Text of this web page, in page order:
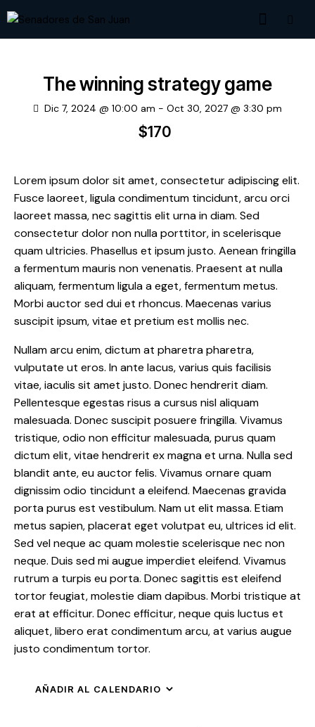
The winning strategy game
Dic 7, 2024 @ 10:00 am - Oct 30, 2027 @ 3:30 pm
$170
Lorem ipsum dolor sit amet, consectetur adipiscing elit.
Fusce laoreet, ligula condimentum tincidunt, arcu orci
laoreet massa, nec sagittis elit urna in diam. Sed
consectetur dolor non nulla porttitor, in scelerisque
quam ultricies. Phasellus et ipsum justo. Aenean fringilla
a fermentum mauris non venenatis. Praesent at nulla
aliquam, fermentum ligula a eget, fermentum metus.
Morbi auctor sed dui et rhoncus. Maecenas varius
suscipit ipsum, vitae et pretium est mollis nec.
Nullam arcu enim, dictum at pharetra pharetra,
vulputate ut eros. In ante lacus, varius quis facilisis
vitae, iaculis sit amet justo. Donec hendrerit diam.
Pellentesque egestas risus a cursus nisl aliquam
malesuada. Donec suscipit posuere fringilla. Vivamus
tristique, odio non efficitur malesuada, purus quam
dictum elit, vitae hendrerit ex magna et urna. Nulla sed
blandit ante, eu auctor felis. Vivamus ornare quam
dignissim odio tincidunt a eleifend. Maecenas gravida
porta purus est vestibulum. Nam ut elit massa. Etiam
metus sapien, placerat eget volutpat eu, ultrices id elit.
Sed vel neque ac quam molestie scelerisque nec non
neque. Duis sed mi augue imperdiet eleifend. Vivamus
rutrum a turpis eu porta. Donec sagittis est eleifend
tortor feugiat, molestie diam dapibus. Morbi tristique at
erat at efficitur. Donec efficitur, neque quis luctus et
aliquet, libero erat condimentum arcu, at varius augue
justo condimentum tortor.
AÑADIR AL CALENDARIO